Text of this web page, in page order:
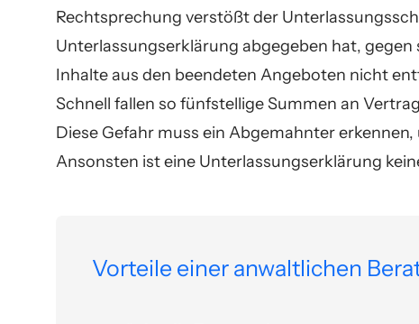
Rechtsprechung verstößt der
Unterlassungserklärung abgegeben hat,
Inhalte aus den beendeten Angeboten nicht
Schnell fallen so fünfstellige Summen an
Diese Gefahr muss ein Abgemahnter
Ansonsten ist eine Unterlassungserklärung
Vorteile einer anwaltlichen